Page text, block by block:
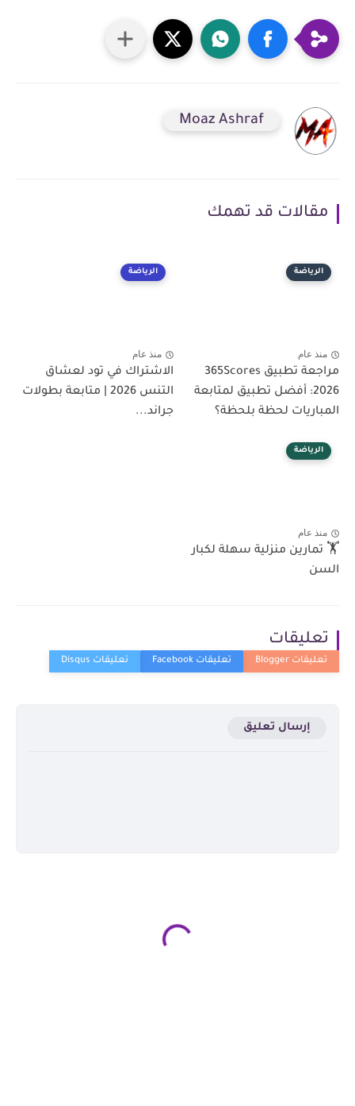
Moaz Ashraf
مقالات قد تهمك
الرياضة
منذ عام
مراجعة تطبيق 365Scores
2026: أفضل تطبيق لمتابعة
المباريات لحظة بلحظة؟
الرياضة
منذ عام
الاشتراك في تود لعشاق
التنس 2026 | متابعة بطولات
جراند...
الرياضة
منذ عام
🏋️ تمارين منزلية سهلة لكبار
السن
تعليقات
إرسال تعليق